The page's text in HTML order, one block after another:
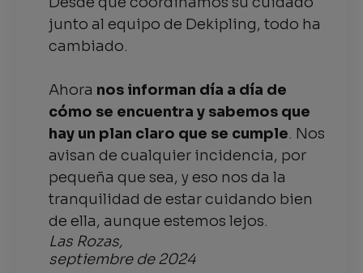
junto al equipo de Dekipling, todo ha
cambiado.
Ahora nos informan día a día de
cómo se encuentra y sabemos que
hay un plan claro que se cumple. Nos
avisan de cualquier incidencia, por
pequeña que sea, y eso nos da la
tranquilidad de estar cuidando bien
de ella, aunque estemos lejos.
Las Rozas,
septiembre de 2024